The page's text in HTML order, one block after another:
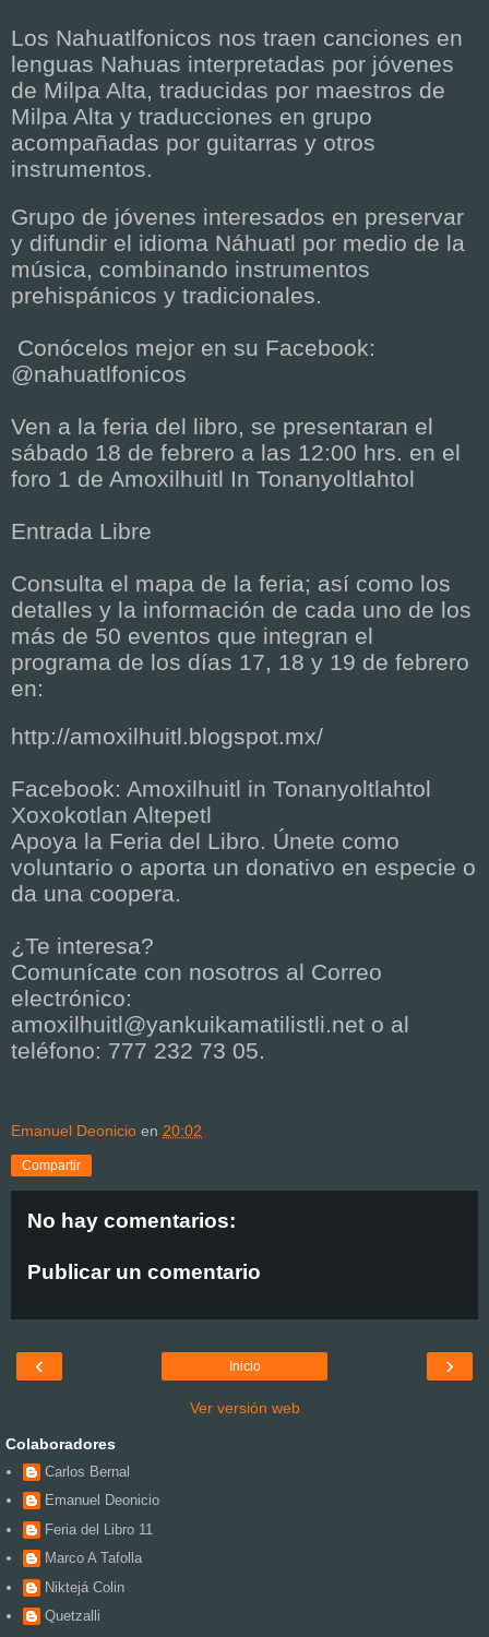
Los Nahuatlfonicos nos traen canciones en
lenguas Nahuas interpretadas por jóvenes
de Milpa Alta, traducidas por maestros de
Milpa Alta y traducciones en grupo
acompañadas por guitarras y otros
instrumentos.
Grupo de jóvenes interesados en preservar
y difundir el idioma Náhuatl por medio de la
música, combinando instrumentos
prehispánicos y tradicionales.
Conócelos mejor en su Facebook:
@nahuatlfonicos
Ven a la feria del libro, se presentaran el
sábado 18 de febrero a las 12:00 hrs. en el
foro 1 de Amoxilhuitl In Tonanyoltlahtol
Entrada Libre
Consulta el mapa de la feria; así como los
detalles y la información de cada uno de los
más de 50 eventos que integran el
programa de los días 17, 18 y 19 de febrero
en:
http://amoxilhuitl.blogspot.mx/
Facebook: Amoxilhuitl in Tonanyoltlahtol
Xoxokotlan Altepetl
Apoya la Feria del Libro. Únete como
voluntario o aporta un donativo en especie o
da una coopera.
¿Te interesa?
Comunícate con nosotros al Correo
electrónico:
amoxilhuitl@yankuikamatilistli.net o al
teléfono: 777 232 73 05.
Emanuel Deonicio en 20:02
Compartir
No hay comentarios:
Publicar un comentario
‹ ›
Inicio
Ver versión web
Colaboradores
Carlos Bernal
Emanuel Deonicio
Feria del Libro 11
Marco A Tafolla
Niktejá Colin
Quetzalli